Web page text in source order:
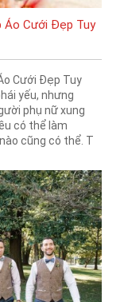
Áo Cưới Đẹp Tuy
Cưới Đẹp Tuy
yếu, nhưng
phụ nữ xung
có thể làm
cũng có thể. T